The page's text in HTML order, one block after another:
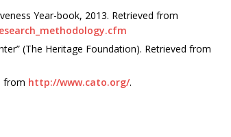
Year-book, 2013. Retrieved from
(The Heritage Foundation). Retrieved from
from http://www.cato.org/.